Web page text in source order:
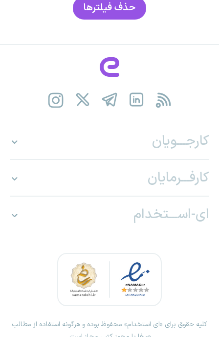
حذف فیلتر‌ها
کارجـــویان
کارفـــرمایان
ای-اســـتخدام
کلیه حقوق برای «ای استخدام» محفوظ بوده و هرگونه استفاده از مطالب